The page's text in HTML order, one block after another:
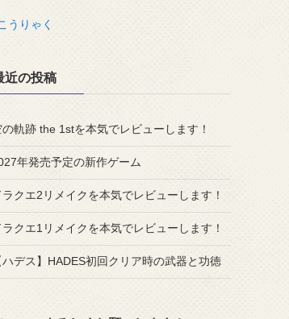
うりゃく
近の投稿
の軌跡 the 1stを本気でレビューします！
年発売予定の新作ゲーム
ラクエ2リメイクを本気でレビューします！
ラクエ1リメイクを本気でレビューします！
ハデス】HADES初回クリア時の武器と功徳